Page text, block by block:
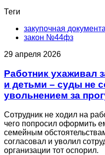
Теги
закупочная
закон №44фз
29 апреля 2026
Работник ухаживал
и детьми – суды не
увольнением за
Сотрудник не ходил на
чего попросил оформить
семейным
согласовал и уволил
организации тот оспорил.